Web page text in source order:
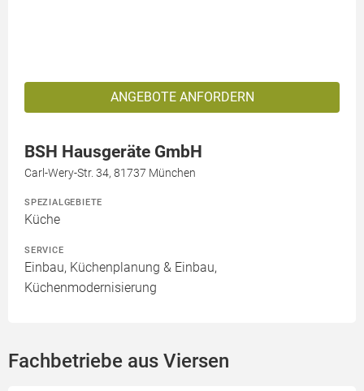
ANGEBOTE ANFORDERN
BSH Hausgeräte GmbH
Carl-Wery-Str. 34, 81737 München
SPEZIALGEBIETE
Küche
SERVICE
Einbau, Küchenplanung & Einbau,
Küchenmodernisierung
Fachbetriebe aus Viersen